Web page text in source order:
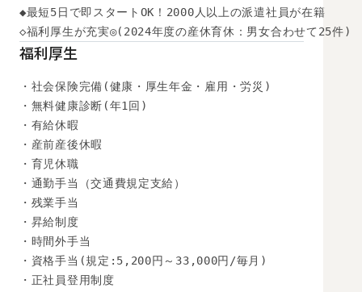
◆最短5日で即スタートOK！2000人以上の派遣社員が在籍
◇福利厚生が充実◎(2024年度の産休育休：男女合わせて25件)
福利厚生
・社会保険完備(健康・厚生年金・雇用・労災)
・無料健康診断(年1回)
・有給休暇
・産前産後休暇
・育児休職
・通勤手当（交通費規定支給）
・残業手当
・昇給制度
・時間外手当
・資格手当(規定:5,200円～33,000円/毎月)
・正社員登用制度